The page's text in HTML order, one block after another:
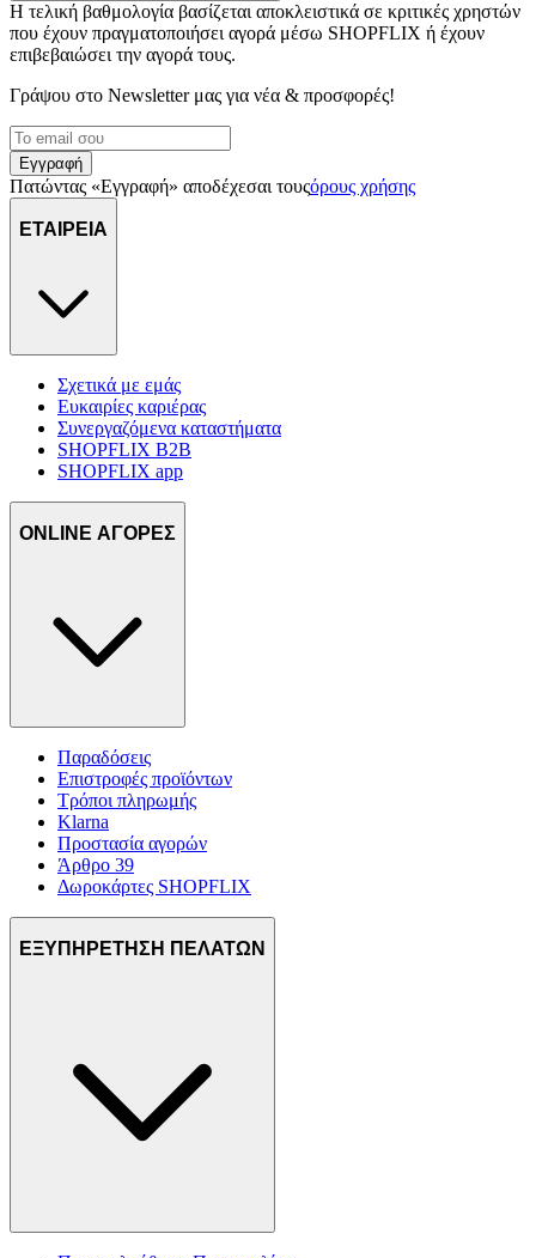
Η τελική βαθμολογία βασίζεται αποκλειστικά σε κριτικές χρηστών
που έχουν πραγματοποιήσει αγορά μέσω SHOPFLIX ή έχουν
επιβεβαιώσει την αγορά τους.
Γράψου στο Νewsletter μας για νέα & προσφορές!
Εγγραφή
Πατώντας «Εγγραφή» αποδέχεσαι τουςόρους χρήσης
ΕΤΑΙΡΕΙΑ
Σχετικά με εμάς
Ευκαιρίες καριέρας
Συνεργαζόμενα καταστήματα
SHOPFLIX B2B
SHOPFLIX app
ONLINE ΑΓΟΡΕΣ
Παραδόσεις
Επιστροφές προϊόντων
Τρόποι πληρωμής
Klarna
Προστασία αγορών
Άρθρο 39
Δωροκάρτες SHOPFLIX
ΕΞΥΠΗΡΕΤΗΣΗ ΠΕΛΑΤΩΝ